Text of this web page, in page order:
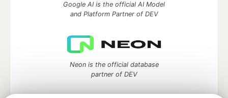
Google AI is the official AI Model
and Platform Partner of DEV
Neon is the official database
partner of DEV